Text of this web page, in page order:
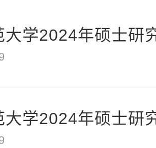
大学2024年硕士研
大学2024年硕士研